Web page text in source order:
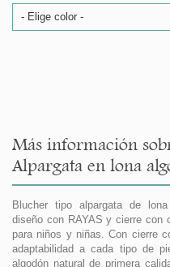
- Elige color -
Más información
Alpargata en lona
Blucher tipo alpargata de
diseño con RAYAS y cierre con
para niños y niñas. Con cierre
adaptabilidad a cada tipo de
algodón natural de primera